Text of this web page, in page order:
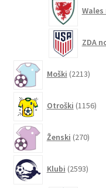
ZDA
Moški 2213
Otroški 1156
Ženski 270
Klubi 2593